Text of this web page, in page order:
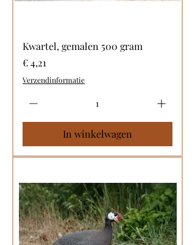
Kwartel, gemalen 500 gram
Prijs
€ 4,21
Verzendinformatie
In winkelwagen